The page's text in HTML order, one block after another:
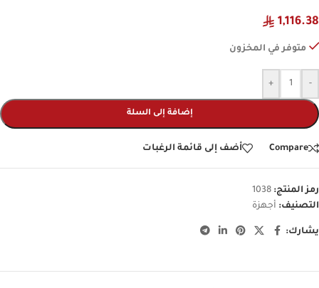
1,116.38
متوفر في المخزون
-
+
إضافة إلى السلة
Compare أضف إلى قائمة الرغبات
رمز المنتج: 1038
التصنيف: أجهزة
يشارك: